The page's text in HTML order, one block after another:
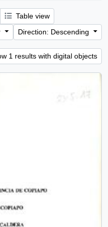
Table view
Direction: Descending
1 results with digital objects